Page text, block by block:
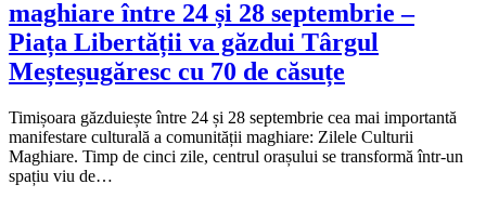
maghiare între 24 și 28 septembrie –
Piața Libertății va găzdui Târgul
Meșteșugăresc cu 70 de căsuțe
Timișoara găzduiește între 24 și 28 septembrie cea mai importantă
manifestare culturală a comunității maghiare: Zilele Culturii
Maghiare. Timp de cinci zile, centrul orașului se transformă într-un
spațiu viu de…